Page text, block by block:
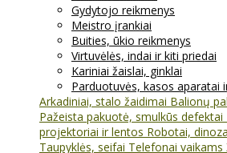
Gydytojo reikmenys
Meistro įrankiai
Buities, ūkio reikmenys
Virtuvėlės, indai ir kiti priedai
Kariniai žaislai, ginklai
Parduotuvės, kasos aparatai
Arkadiniai, stalo žaidimai Balionų
Pažeista pakuotė, smulkūs defektai
projektoriai ir lentos Robotai,
Taupyklės, seifai Telefonai vaikams